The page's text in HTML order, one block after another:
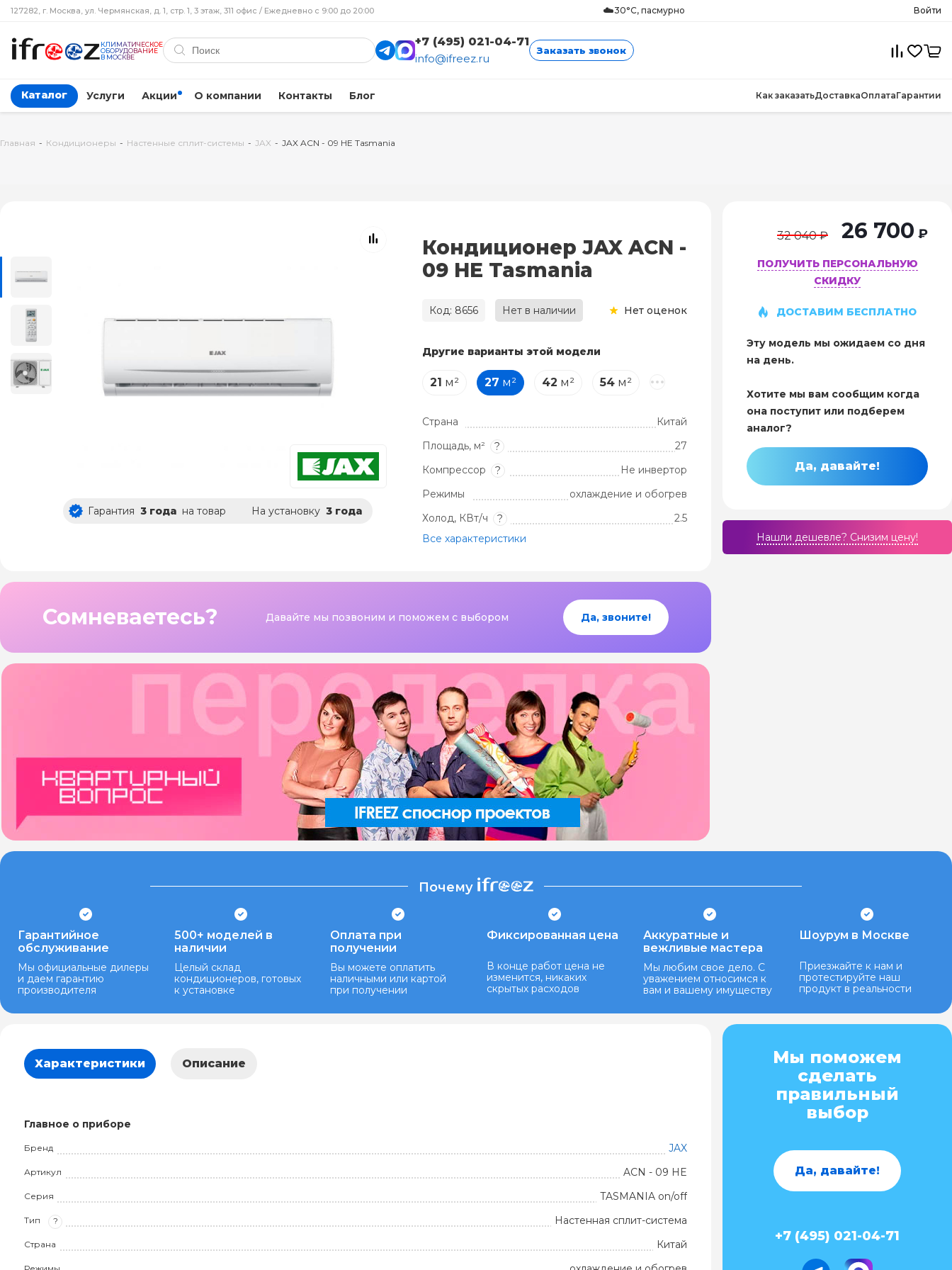
127282, г. Москва, ул. Чермянская, д. 1, стр. 1, 3 этаж, 311 офис / Ежедневно с 9:00 до 20:00 ☁️30°C, пасмурно Войти
КЛИМАТИЧЕСКОЕ
ОБОРУДОВАНИЕ
В МОСКВЕ
+7 (495) 021-04-71
info@ifreez.ru
Заказать звонок
Каталог Услуги Акции О компании Контакты Блог Как заказатьДоставкаОплатаГарантии
Главная - Кондиционеры - Настенные сплит-системы - JAX - JAX ACN - 09 HE Tasmania
Гарантия 3 года на товар На установку 3 года
Кондиционер JAX ACN -
09 HE Tasmania
Код: 8656 Нет в наличии Нет оценок
Другие варианты этой модели
21 м² 27 м² 42 м² 54м²
Страна
Китай
Площадь, м²
?
27
Компрессор
?
Не инвертор
Режимы
охлаждение и обогрев
Холод, КВт/ч
?
2.5
Все характеристики
Сомневаетесь? Давайте мы позвоним и поможем с выбором Да, звоните!
32 040 ₽ 26 700 ₽
ПОЛУЧИТЬ ПЕРСОНАЛЬНУЮ
СКИДКУ
ДОСТАВИМ БЕСПЛАТНО
Эту модель мы ожидаем со дня
на день.
Хотите мы вам сообщим когда
она поступит или подберем
аналог?
Да, давайте!
Нашли дешевле? Cнизим цену!
Почему
Гарантийное
обслуживание
Мы официальные дилеры
и даем гарантию
производителя
500+ моделей в
наличии
Целый склад
кондиционеров, готовых
к установке
Оплата при
получении
Вы можете оплатить
наличными или картой
при получении
Фиксированная цена
В конце работ цена не
изменится, никаких
скрытых расходов
Аккуратные и
вежливые мастера
Мы любим свое дело. С
уважением относимся к
вам и вашему имуществу
Шоурум в Москве
Приезжайте к нам и
протестируйте наш
продукт в реальности
Характеристики Описание
Главное о приборе
Бренд JAX
Артикул ACN - 09 HE
Серия TASMANIA on/off
Тип ? Настенная сплит-система
Страна Китай
Мы поможем
сделать
правильный
выбор
Да, давайте!
+7 (495) 021-04-71